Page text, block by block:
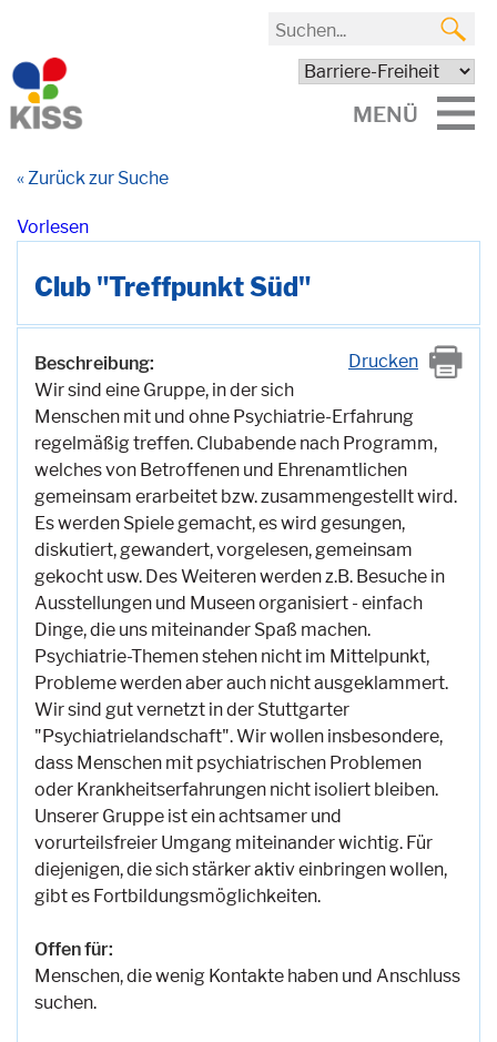
MENÜ
« Zurück zur Suche
Vorlesen
Club "Treffpunkt Süd"
Drucken
Beschreibung:
Wir sind eine Gruppe, in der sich
Menschen mit und ohne Psychiatrie-Erfahrung
regelmäßig treffen. Clubabende nach Programm,
welches von Betroffenen und Ehrenamtlichen
gemeinsam erarbeitet bzw. zusammengestellt wird.
Es werden Spiele gemacht, es wird gesungen,
diskutiert, gewandert, vorgelesen, gemeinsam
gekocht usw. Des Weiteren werden z.B. Besuche in
Ausstellungen und Museen organisiert - einfach
Dinge, die uns miteinander Spaß machen.
Psychiatrie-Themen stehen nicht im Mittelpunkt,
Probleme werden aber auch nicht ausgeklammert.
Wir sind gut vernetzt in der Stuttgarter
"Psychiatrielandschaft". Wir wollen insbesondere,
dass Menschen mit psychiatrischen Problemen
oder Krankheitserfahrungen nicht isoliert bleiben.
Unserer Gruppe ist ein achtsamer und
vorurteilsfreier Umgang miteinander wichtig. Für
diejenigen, die sich stärker aktiv einbringen wollen,
gibt es Fortbildungsmöglichkeiten.
Offen für:
Menschen, die wenig Kontakte haben und Anschluss
suchen.